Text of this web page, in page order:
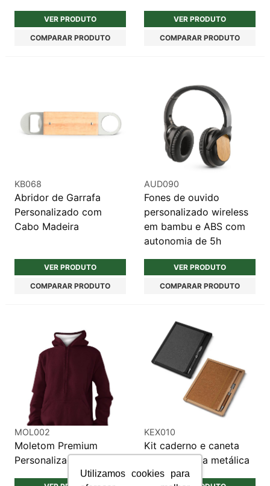
Utilizamos cookies para
VER PRODUTO
COMPARAR PRODUTO
VER PRODUTO
COMPARAR PRODUTO
KB068
Abridor de Garrafa
Personalizado com
Cabo Madeira
VER PRODUTO
COMPARAR PRODUTO
AUD090
Fones de ouvido
personalizado wireless
em bambu e ABS com
autonomia de 5h
VER PRODUTO
COMPARAR PRODUTO
MOL002
Moletom Premium
Personalizado
KEX010
Kit caderno e caneta
personalizada metálica